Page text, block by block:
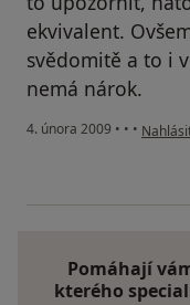
ekvivalent.
svědomitě a to i
nemá nárok.
4. února 2009 • • • podle
Pomáhají
kterého